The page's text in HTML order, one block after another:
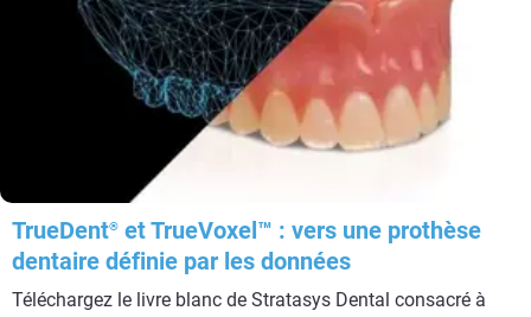
TrueDent® et TrueVoxel™ : vers une prothèse
dentaire définie par les données
Téléchargez le livre blanc de Stratasys Dental consacré à